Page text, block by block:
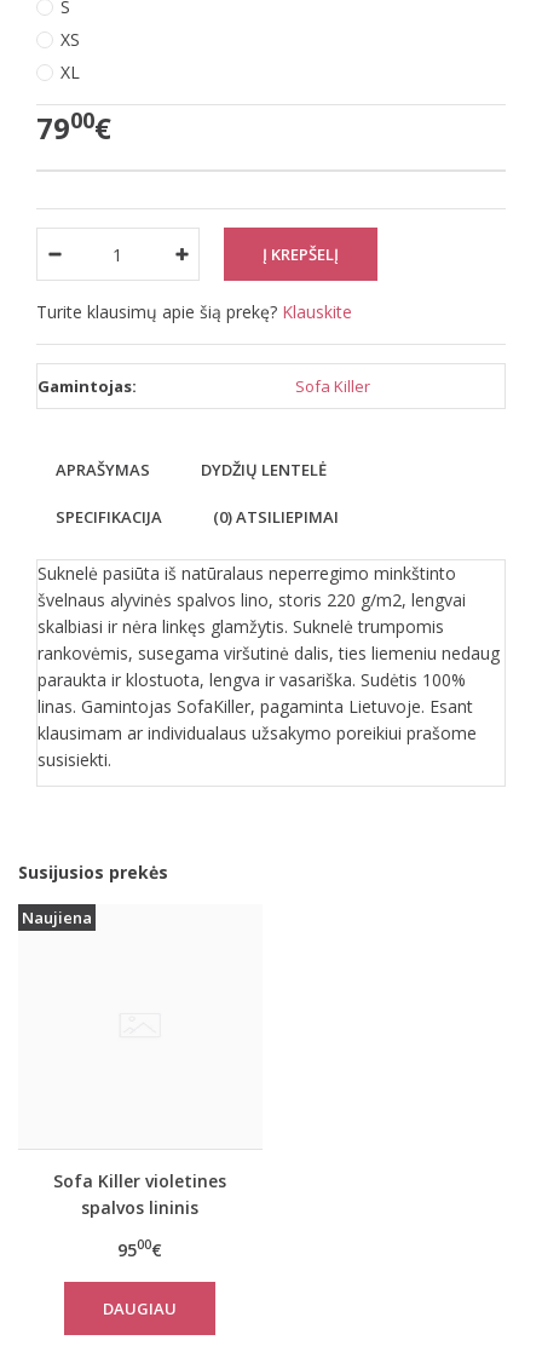
S
XS
XL
7900€
Turite klausimų apie šią prekę? Klauskite
Gamintojas: Sofa Killer
APRAŠYMAS DYDŽIŲ LENTELĖ
SPECIFIKACIJA (0) ATSILIEPIMAI
Suknelė pasiūta iš natūralaus neperregimo minkštinto
švelnaus alyvinės spalvos lino, storis 220 g/m2, lengvai
skalbiasi ir nėra linkęs glamžytis. Suknelė trumpomis
rankovėmis, susegama viršutinė dalis, ties liemeniu nedaug
paraukta ir klostuota, lengva ir vasariška. Sudėtis 100%
linas. Gamintojas SofaKiller, pagaminta Lietuvoje. Esant
klausimam ar individualaus užsakymo poreikiui prašome
susisiekti.
Susijusios prekės
Naujiena
Sofa Killer violetines
spalvos lininis
9500€
DAUGIAU